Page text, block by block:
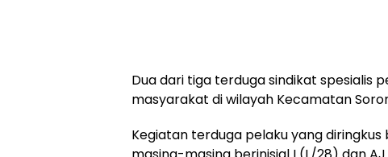
Dua dari tiga terduga sindikat spesialis
masyarakat di wilayah Kecamatan
Kegiatan terduga pelaku yang